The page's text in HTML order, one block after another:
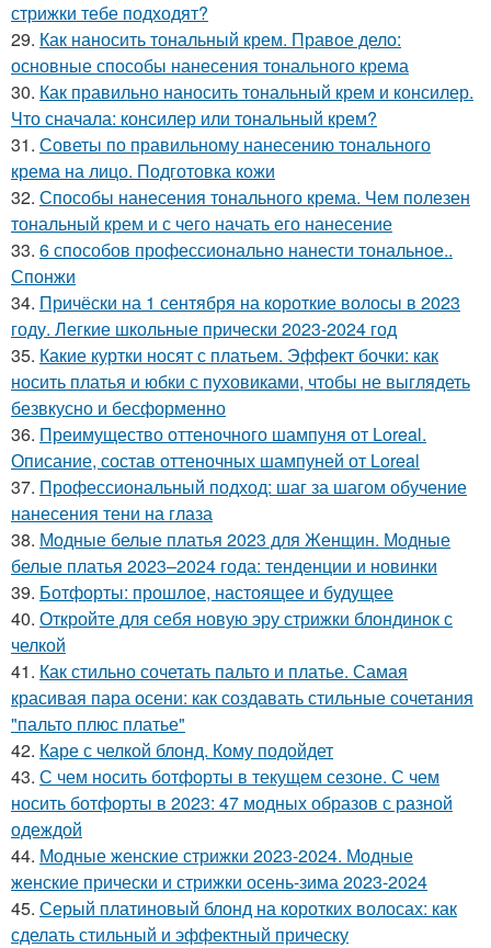
стрижки тебе подходят?
29. Как наносить тональный крем. Правое дело:
основные способы нанесения тонального крема
30. Как правильно наносить тональный крем и консилер.
Что сначала: консилер или тональный крем?
31. Советы по правильному нанесению тонального
крема на лицо. Подготовка кожи
32. Способы нанесения тонального крема. Чем полезен
тональный крем и с чего начать его нанесение
33. 6 способов профессионально нанести тональное..
Спонжи
34. Причёски на 1 сентября на короткие волосы в 2023
году. Легкие школьные прически 2023-2024 год
35. Какие куртки носят с платьем. Эффект бочки: как
носить платья и юбки с пуховиками, чтобы не выглядеть
безвкусно и бесформенно
36. Преимущество оттеночного шампуня от Loreal.
Описание, состав оттеночных шампуней от Loreal
37. Профессиональный подход: шаг за шагом обучение
нанесения тени на глаза
38. Модные белые платья 2023 для Женщин. Модные
белые платья 2023–2024 года: тенденции и новинки
39. Ботфорты: прошлое, настоящее и будущее
40. Откройте для себя новую эру стрижки блондинок с
челкой
41. Как стильно сочетать пальто и платье. Самая
красивая пара осени: как создавать стильные сочетания
"пальто плюс платье"
42. Каре с челкой блонд. Кому подойдет
43. С чем носить ботфорты в текущем сезоне. С чем
носить ботфорты в 2023: 47 модных образов с разной
одеждой
44. Модные женские стрижки 2023-2024. Модные
женские прически и стрижки осень-зима 2023-2024
45. Серый платиновый блонд на коротких волосах: как
сделать стильный и эффектный прическу